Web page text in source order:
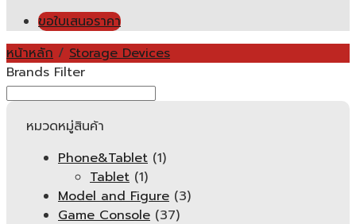
ขอใบเสนอราคา
หน้าหลัก / Storage Devices
Brands Filter
หมวดหมู่สินค้า
Phone&Tablet (1)
Tablet (1)
Model and Figure (3)
Game Console (37)